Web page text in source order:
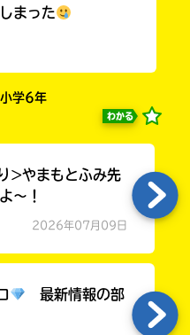
まった
学6年
わかる
>やまもとふみ先
～！
2026年07月09日
最新情報の部